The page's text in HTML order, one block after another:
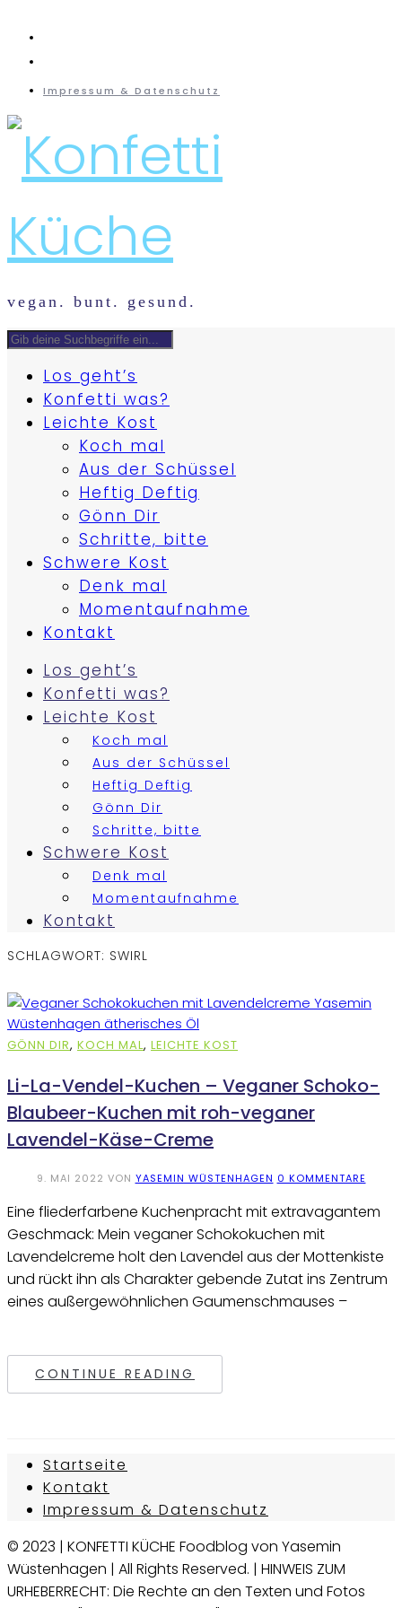
Impressum & Datenschutz
vegan. bunt. gesund.
Los geht’s
Konfetti was?
Leichte Kost
Koch mal
Aus der Schüssel
Heftig Deftig
Gönn Dir
Schritte, bitte
Schwere Kost
Denk mal
Momentaufnahme
Kontakt
Los geht’s
Konfetti was?
Leichte Kost
Koch mal
Aus der Schüssel
Heftig Deftig
Gönn Dir
Schritte, bitte
Schwere Kost
Denk mal
Momentaufnahme
Kontakt
SCHLAGWORT: SWIRL
GÖNN DIR, KOCH MAL, LEICHTE KOST
Li-La-Vendel-Kuchen – Veganer Schoko-
Blaubeer-Kuchen mit roh-veganer
Lavendel-Käse-Creme
9. MAI 2022 VON YASEMIN WÜSTENHAGEN 0 KOMMENTARE
Eine fliederfarbene Kuchenpracht mit extravagantem
Geschmack: Mein veganer Schokokuchen mit
Lavendelcreme holt den Lavendel aus der Mottenkiste
und rückt ihn als Charakter gebende Zutat ins Zentrum
eines außergewöhnlichen Gaumenschmauses –
CONTINUE READING
Startseite
Kontakt
Impressum & Datenschutz
© 2023 | KONFETTI KÜCHE Foodblog von Yasemin
Wüstenhagen | All Rights Reserved. | HINWEIS ZUM
URHEBERRECHT: Die Rechte an den Texten und Fotos